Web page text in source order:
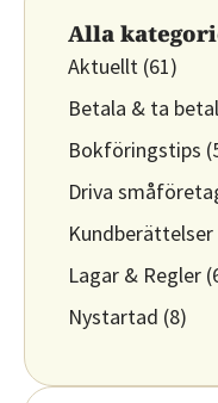
Alla
Aktuellt (61)
Betala & ta
Bokföringstips
Driva
Kundberättelser
Lagar & Regler
Nystartad (8)